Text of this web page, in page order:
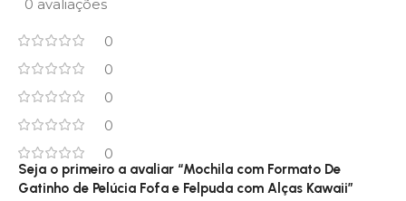
0 avaliações
0
0
0
0
0
Seja o primeiro a avaliar “Mochila com Formato De
Gatinho de Pelúcia Fofa e Felpuda com Alças Kawaii”